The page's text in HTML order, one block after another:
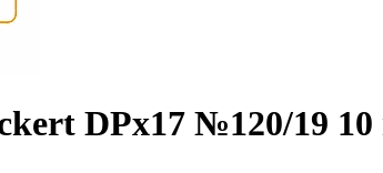
DPx17 №120/19